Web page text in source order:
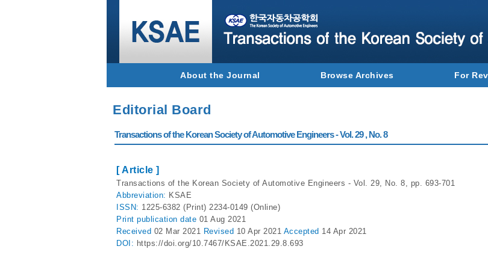
About the Journal Browse Archives For
Editorial Board
Transactions of the Korean Society of Automotive Engineers - Vol. 29 , No. 8
[ Article ]
Transactions of the Korean Society of Automotive Engineers - Vol. 29, No. 8, pp. 693-701
Abbreviation: KSAE
ISSN: 1225-6382 (Print) 2234-0149 (Online)
Print publication date 01 Aug 2021
Received 02 Mar 2021 Revised 10 Apr 2021 Accepted 14 Apr 2021
DOI: https://doi.org/10.7467/KSAE.2021.29.8.693